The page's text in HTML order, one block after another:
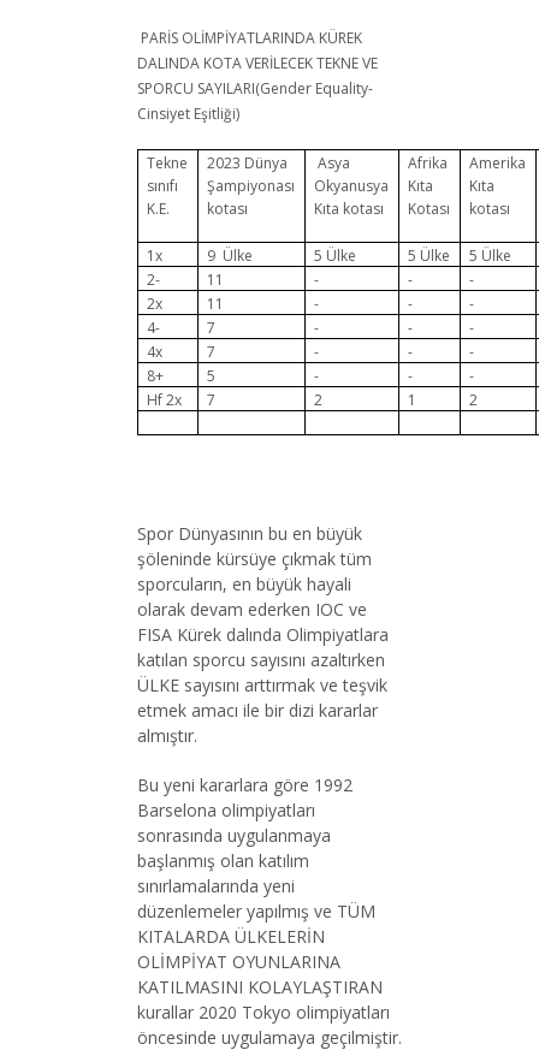
PARİS OLİMPİYATLARINDA KÜREK
DALINDA KOTA VERİLECEK TEKNE VE
SPORCU SAYILARI(Gender Equality-
Cinsiyet Eşitliği)
Tekne
sınıfı
K.E.
2023 Dünya
Şampiyonası
kotası
Asya
Okyanusya
Kıta kotası
Afrika
Kıta
Kotası
Amerika
Kıta
kotası
1x 9 Ülke 5 Ülke 5 Ülke
5 Ülke
2-
11 - -
-
2x
11 - -
-
4-
7 - -
-
4x
7 - -
-
8+
5 - -
-
Hf 2x
7 2 1 2
Spor Dünyasının bu en büyük
şöleninde kürsüye çıkmak tüm
sporcuların, en büyük hayali
olarak devam ederken IOC ve
FISA Kürek dalında Olimpiyatlara
katılan sporcu sayısını azaltırken
ÜLKE sayısını arttırmak ve teşvik
etmek amacı ile bir dizi kararlar
almıştır.
Bu yeni kararlara göre 1992
Barselona olimpiyatları
sonrasında uygulanmaya
başlanmış olan katılım
sınırlamalarında yeni
düzenlemeler yapılmış ve TÜM
KITALARDA ÜLKELERİN
OLİMPİYAT OYUNLARINA
KATILMASINI KOLAYLAŞTIRAN
kurallar 2020 Tokyo olimpiyatları
öncesinde uygulamaya geçilmiştir.